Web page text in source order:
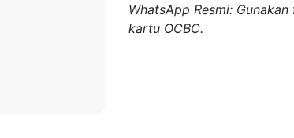
WhatsApp Resmi:
kartu OCBC.